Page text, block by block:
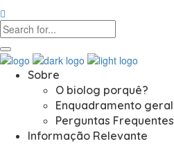
Sobre
O biolog porquê?
Enquadramento geral
Perguntas Frequentes
Informação Relevante